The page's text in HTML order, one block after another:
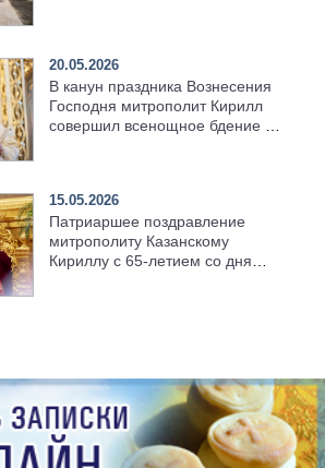
20.05.2026
В канун праздника Вознесения
Господня митрополит Кирилл
совершил всенощное бдение в
15.05.2026
Патриаршее поздравление
митрополиту Казанскому
Кириллу с 65-летием со дня